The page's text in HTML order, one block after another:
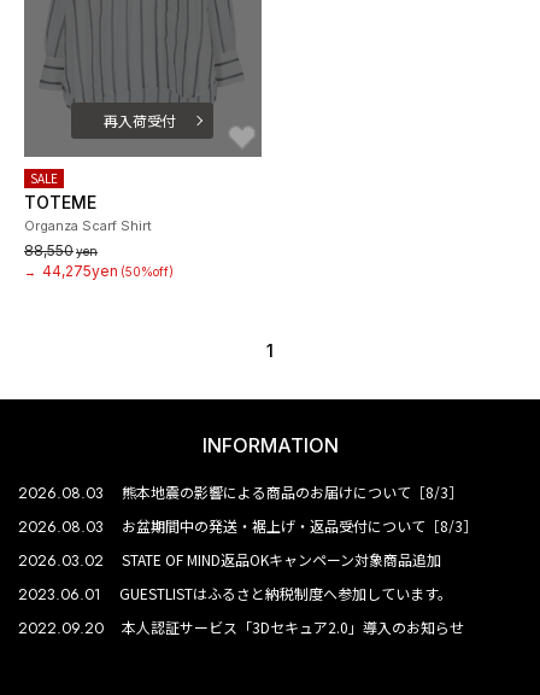
再入荷受付
SALE
TOTEME
Organza Scarf Shirt
88,550yen
→ 44,275yen (50%off)
1
INFORMATION
2026.08.03 熊本地震の影響による商品のお届けについて［8/3］
2026.08.03 お盆期間中の発送・裾上げ・返品受付について［8/3］
2026.03.02 STATE OF MIND返品OKキャンペーン対象商品追加
2023.06.01 GUESTLISTはふるさと納税制度へ参加しています。
2022.09.20 本人認証サービス「3Dセキュア2.0」導入のお知らせ